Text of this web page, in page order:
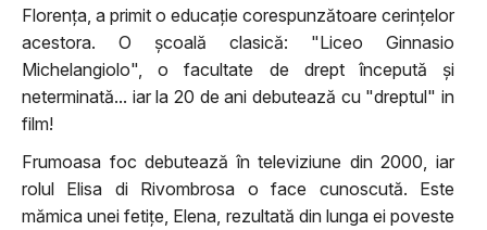
Florența, a primit o educație corespunzătoare cerințelor
acestora. O școală clasică: "Liceo Ginnasio
Michelangiolo", o facultate de drept începută și
neterminată... iar la 20 de ani debutează cu "dreptul" in
film!
Frumoasa foc debutează în televiziune din 2000, iar
rolul Elisa di Rivombrosa o face cunoscută. Este
mămica unei fetițe, Elena, rezultată din lunga ei poveste